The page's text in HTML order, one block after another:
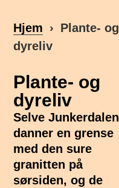
Hjem
Plante- og
dyreliv
Plante- og
dyreliv
Selve Junkerdalen
danner en grense
med den sure
granitten på
sørsiden, og de